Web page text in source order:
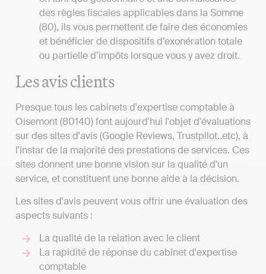
des règles fiscales applicables dans la Somme
(80), ils vous permettent de faire des économies
et bénéficier de dispositifs d’exonération totale
ou partielle d’impôts lorsque vous y avez droit.
Les avis clients
Presque tous les cabinets d'expertise comptable à
Oisemont (80140) font aujourd'hui l'objet d'évaluations
sur des sites d'avis (Google Reviews, Trustpilot..etc), à
l'instar de la majorité des prestations de services. Ces
sites donnent une bonne vision sur la qualité d'un
service, et constituent une bonne aide à la décision.
Les sites d'avis peuvent vous offrir une évaluation des
aspects suivants :
La qualité de la relation avec le client
La rapidité de réponse du cabinet d'expertise
comptable